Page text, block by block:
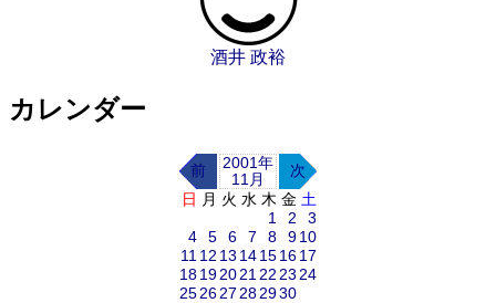
酒井 政裕
カレンダー
前
2001年
11月
次
日 月 火 水 木 金 土
1
2
3
4
5 6 7 8 910
11 12 13 14151617
18192021 22 23 24
252627 282930